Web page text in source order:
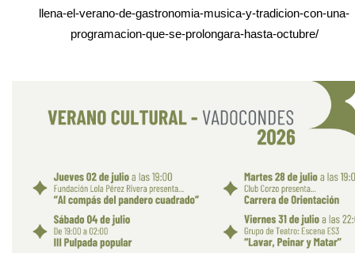
llena-el-verano-de-gastronomia-musica-y-tradicion-con-una-
programacion-que-se-prolongara-hasta-octubre/